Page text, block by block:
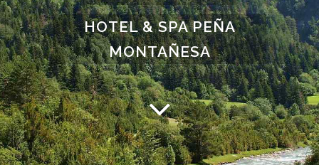
HOTEL & SPA PEÑA
MONTAÑESA